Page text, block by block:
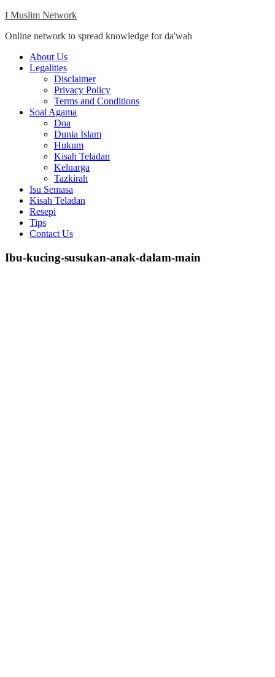
Skip
content
I Muslim Network
Online network to spread knowledge for da'wah
Close
Menu
About Us
Legalities
Disclaimer
Privacy Policy
Terms and Conditions
Soal Agama
Doa
Dunia Islam
Hukum
Kisah Teladan
Keluarga
Tazkirah
Isu Semasa
Kisah Teladan
Resepi
Tips
Contact Us
Ibu-kucing-susukan-anak-dalam-main